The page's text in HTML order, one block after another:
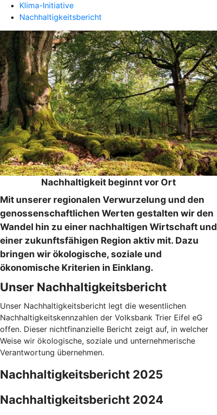
Klima-Initiative
Nachhaltigkeitsbericht
Nachhaltigkeit beginnt vor Ort
Mit unserer regionalen Verwurzelung und den
genossenschaftlichen Werten gestalten wir den
Wandel hin zu einer nachhaltigen Wirtschaft und
einer zukunftsfähigen Region aktiv mit. Dazu
bringen wir ökologische, soziale und
ökonomische Kriterien in Einklang.
Unser Nachhaltigkeitsbericht
Unser Nachhaltigkeitsbericht legt die wesentlichen
Nachhaltigkeitskennzahlen der Volksbank Trier Eifel eG
offen. Dieser nichtfinanzielle Bericht zeigt auf, in welcher
Weise wir ökologische, soziale und unternehmerische
Verantwortung übernehmen.
Nachhaltigkeitsbericht 2025
Nachhaltigkeitsbericht 2024